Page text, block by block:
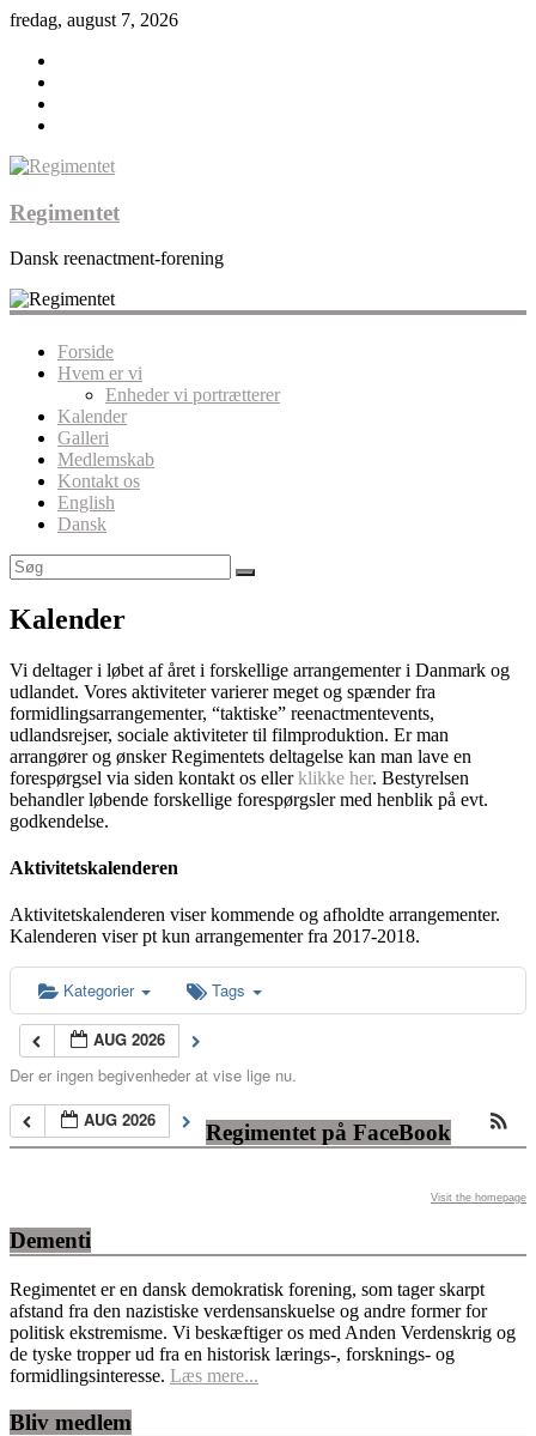
fredag, august 7, 2026
Regimentet
Dansk reenactment-forening
Forside
Hvem er vi
Enheder vi portrætterer
Kalender
Galleri
Medlemskab
Kontakt os
English
Dansk
Kalender
Vi deltager i løbet af året i forskellige arrangementer i Danmark og
udlandet. Vores aktiviteter varierer meget og spænder fra
formidlingsarrangementer, “taktiske” reenactmentevents,
udlandsrejser, sociale aktiviteter til filmproduktion. Er man
arrangører og ønsker Regimentets deltagelse kan man lave en
forespørgsel via siden kontakt os ellerklikke her. Bestyrelsen
behandler løbende forskellige forespørgsler med henblik på evt.
godkendelse.
Aktivitetskalenderen
Aktivitetskalenderen viser kommende og afholdte arrangementer.
Kalenderen viser pt kun arrangementer fra 2017-2018.
Kategorier Tags
AUG 2026
Der er ingen begivenheder at vise lige nu.
AUG 2026
Regimentet på FaceBook
Visit the homepage
Dementi
Regimentet er en dansk demokratisk forening, som tager skarpt
afstand fra den nazistiske verdensanskuelse og andre former for
politisk ekstremisme. Vi beskæftiger os med Anden Verdenskrig og
de tyske tropper ud fra en historisk lærings-, forsknings- og
formidlingsinteresse. Læs mere...
Bliv medlem